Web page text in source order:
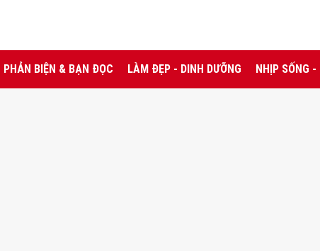
PHẢN BIỆN & BẠN ĐỌC LÀM ĐẸP - DINH DƯỠNG NHỊP SỐNG